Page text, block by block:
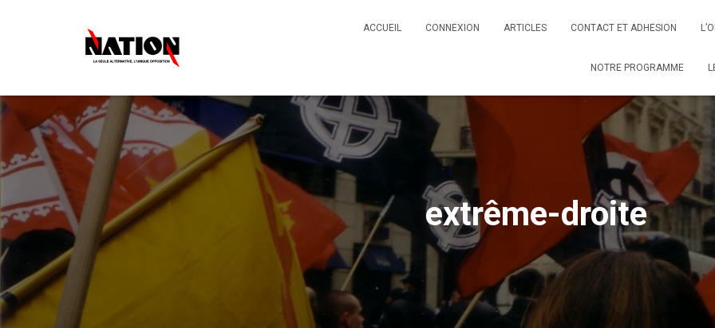
ACCUEIL CONNEXION ARTICLES CONTACT ET ADHESION
NOTRE PROGRAMME
extrême-droite